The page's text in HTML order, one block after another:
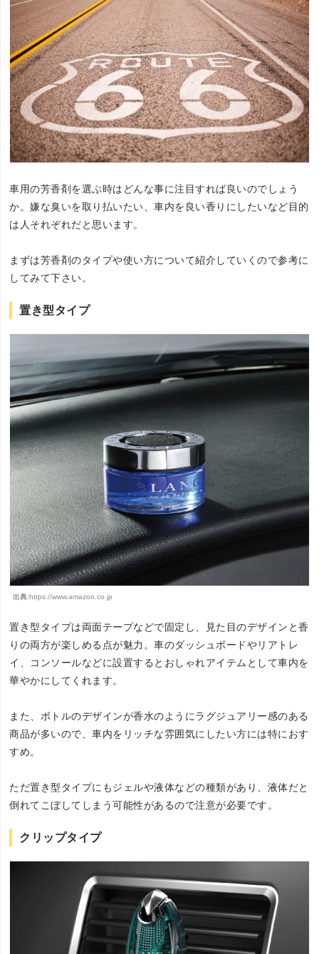
車用の芳香剤を選ぶ時はどんな事に注目すれば良いのでしょう
か。嫌な臭いを取り払いたい、車内を良い香りにしたいなど目的
は人それぞれだと思います。
まずは芳香剤のタイプや使い方について紹介していくので参考に
してみて下さい。
置き型タイプ
出典:https://www.amazon.co.jp
置き型タイプは両面テープなどで固定し、見た目のデザインと香
りの両方が楽しめる点が魅力。車のダッシュボードやリアトレ
イ、コンソールなどに設置するとおしゃれアイテムとして車内を
華やかにしてくれます。
また、ボトルのデザインが香水のようにラグジュアリー感のある
商品が多いので、車内をリッチな雰囲気にしたい方には特におす
すめ。
ただ置き型タイプにもジェルや液体などの種類があり、液体だと
倒れてこぼしてしまう可能性があるので注意が必要です。
クリップタイプ